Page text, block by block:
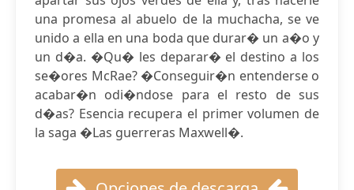
una promesa al abuelo de la muchacha, se ve
unido a ella en una boda que durar� un a�o y
un d�a. �Qu� les deparar� el destino a los
se�ores McRae? �Conseguir�n entenderse o
acabar�n odi�ndose para el resto de sus
d�as? Esencia recupera el primer volumen de
la saga �Las guerreras Maxwell�.